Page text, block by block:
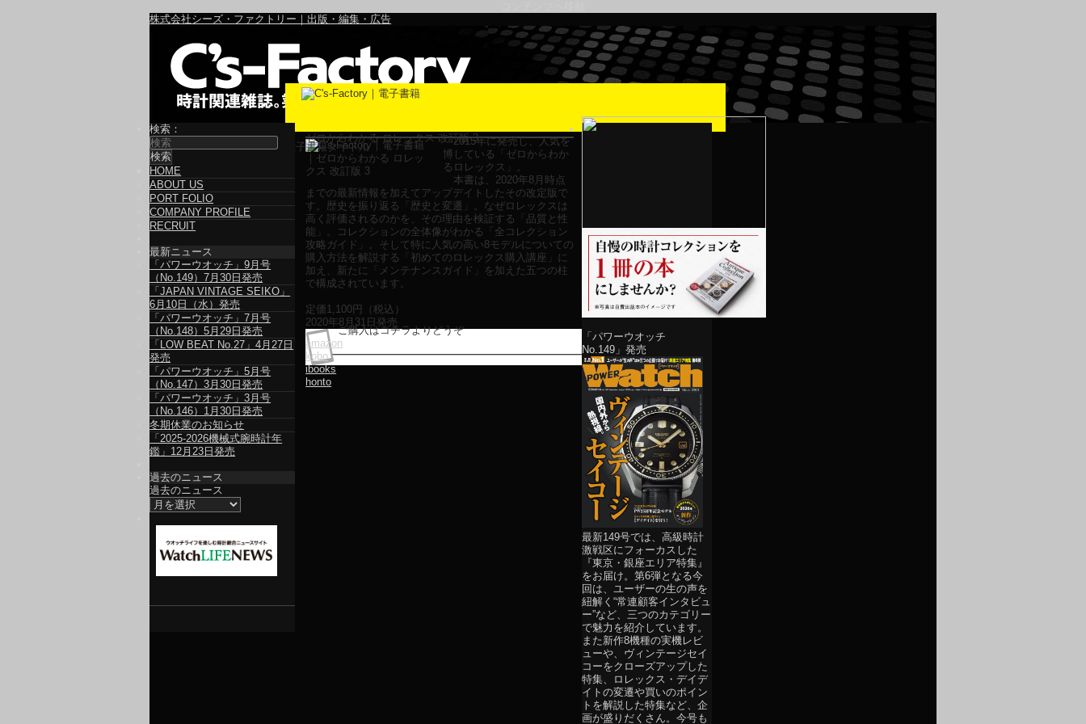
株式会社シーズ・ファクトリー｜出版・編集・広告
電子書籍タイトル
ゼロからわかる ロレックス 改訂版 32015年に発売し、人気を
博している「ゼロからわか
るロレックス」。
本書は、2020年8月時点
までの最新情報を加えてアップデイトしたその改定版で
す。歴史を振り返る「歴史と変遷」。なぜロレックスは
高く評価されるのかを、その理由を検証する「品質と性
能」。コレクションの全体像がわかる「全コレクション
攻略ガイド」。そして特に人気の高い8モデルについての
購入方法を解説する「初めてのロレックス購入講座」に
加え、新たに「メンテナンスガイド」を加えた五つの柱
で構成されています。
定価1,100円（税込）
2020年8月31日発売
ご購入はコチラよりどうぞ
amazon
kobo
ibooks
honto
「パワーウオッチ
No.149」発売
最新149号では、高級時計
激戦区にフォーカスした
『東京・銀座エリア特集』
をお届け。第6弾となる今
回は、ユーザーの生の声を
紐解く“常連顧客インタビュ
ー”など、三つのカテゴリー
で魅力を紹介しています。
また新作8機種の実機レビ
ューや、ヴィンテージセイ
コーをクローズアップした
特集、ロレックス・デイデ
イトの変遷や買いのポイン
トを解説した特集など、企
画が盛りだくさん。今号も
検索：
HOME
ABOUT US
PORT FOLIO
COMPANY PROFILE
RECRUIT
最新ニュース
「パワーウオッチ」9月号
（No.149）7月30日発売
「JAPAN VINTAGE SEIKO」
6月10日（水）発売
「パワーウオッチ」7月号
（No.148）5月29日発売
「LOW BEAT No.27」4月27日
発売
「パワーウオッチ」5月号
（No.147）3月30日発売
「パワーウオッチ」3月号
（No.146）1月30日発売
冬期休業のお知らせ
「2025-2026機械式腕時計年
鑑」12月23日発売
過去のニュース
過去のニュース